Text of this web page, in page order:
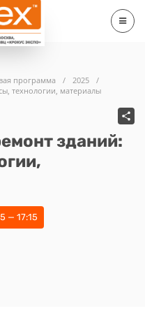
программа / 2025
/
технологии, материалы
зданий:
— 17:15